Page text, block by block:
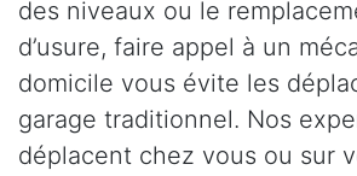
des niveaux ou le
d’usure, faire appel à un
domicile vous évite les
garage traditionnel. Nos
déplacent chez vous ou sur